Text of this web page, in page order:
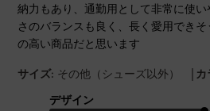
納力もあり、通勤用として非常に使
さのバランスも良く、長く愛用でき
の高い商品だと思います
サイズ: その他（シューズ以外） |
デザイン